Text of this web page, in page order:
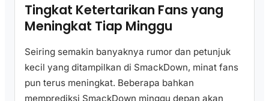
Tingkat Ketertarikan Fans yang
Meningkat Tiap Minggu
Seiring semakin banyaknya rumor dan petunjuk
kecil yang ditampilkan di SmackDown, minat fans
pun terus meningkat. Beberapa bahkan
memprediksi SmackDown minggu depan akan